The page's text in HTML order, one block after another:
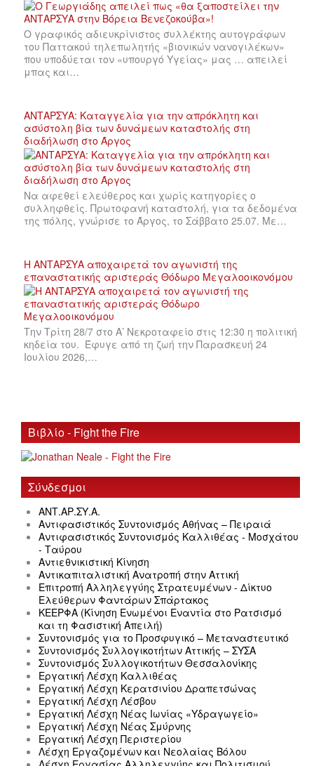
Ο γραφικός αδιευκρίνιστος συλλέκτης αυτογράφων
του Παττακού τηλεπωλητής «βιονικών νανογιλέκων»
που υποδύεται τον «υπουργό Υγείας» μας … απειλεί
μπας και…
ΑΝΤΑΡΣΥΑ: Καταγγελία για την απρόκλητη και
ασύστολη βία των δυνάμεων καταστολής στη
διαδήλωση στο Άργος
Να αφεθεί ελεύθερος και χωρίς κατηγορίες ο
συλληφθείς. Πρωτοφανή καταστολή, για τα δεδομένα
της πόλης, γνώρισε το Άργος, το Σάββατο 25.07. Με…
Η ΑΝΤΑΡΣΥΑ αποχαιρετά τον αγωνιστή της
επαναστατικής αριστεράς Θόδωρο Μεγαλοοικονόμου
Την Τρίτη 28/7 στο Α’ Νεκροταφείο στις 12:30 η πολιτική
κηδεία του. Έφυγε από τη ζωή την Παρασκευή 24
Ιουλίου 2026,…
Βιβλίο - Fight the Fire
Σύνδεσμοι
ΑΝΤ.ΑΡ.ΣΥ.Α.
Αντιφασιστικός Συντονισμός Αθήνας – Πειραιά
Αντιφασιστικός Συντονισμός Καλλιθέας - Μοσχάτου
- Ταύρου
Αντιεθνικιστική Κίνηση
Αντικαπιταλιστική Ανατροπή στην Αττική
Επιτροπή Αλληλεγγύης Στρατευμένων - Δίκτυο
Ελεύθερων Φαντάρων Σπάρτακος
ΚΕΕΡΦΑ (Κίνηση Ενωμένοι Εναντία στο Ρατσισμό
και τη Φασιστική Απειλή)
Συντονισμός για το Προσφυγικό – Μεταναστευτικό
Συντονισμός Συλλογικοτήτων Αττικής – ΣΥΣΑ
Συντονισμός Συλλογικοτήτων Θεσσαλονίκης
Εργατική Λέσχη Καλλιθέας
Εργατική Λέσχη Κερατσινίου Δραπετσώνας
Εργατική Λέσχη Λέσβου
Εργατική Λέσχη Νέας Ιωνίας «Υδραγωγείο»
Εργατική Λέσχη Νέας Σμύρνης
Εργατική Λέσχη Περιστερίου
Λέσχη Εργαζομένων και Νεολαίας Βόλου